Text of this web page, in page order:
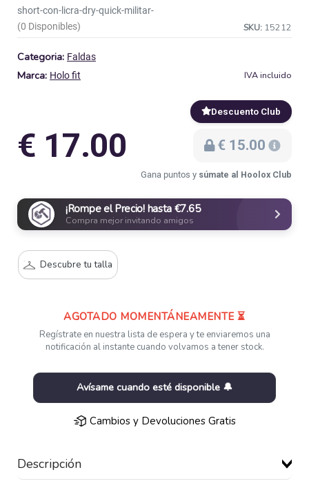
short-con-licra-dry-quick-militar-
(0 Disponibles)
SKU: 15212
Categoria: Faldas
Marca: Holo fit IVA incluido
€ 17.00
Descuento Club
€ 15.00
Gana puntos y súmate al Hoolox Club
¡Rompe el Precio! hasta €7.65
Compra mejor invitando amigos
Descubre tu talla
AGOTADO MOMENTÁNEAMENTE ⏳
Regístrate en nuestra lista de espera y te enviaremos una
notificación al instante cuando volvamos a tener stock.
Avísame cuando esté disponible 🔔
Cambios y Devoluciones Gratis
Descripción